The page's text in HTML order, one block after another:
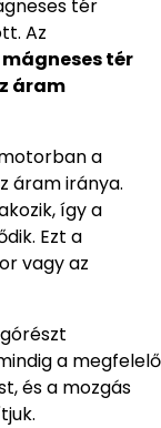
tér
Az
tér
áram
a
áram iránya.
így a
Ezt a
vagy az
a megfelelő
és a mozgás